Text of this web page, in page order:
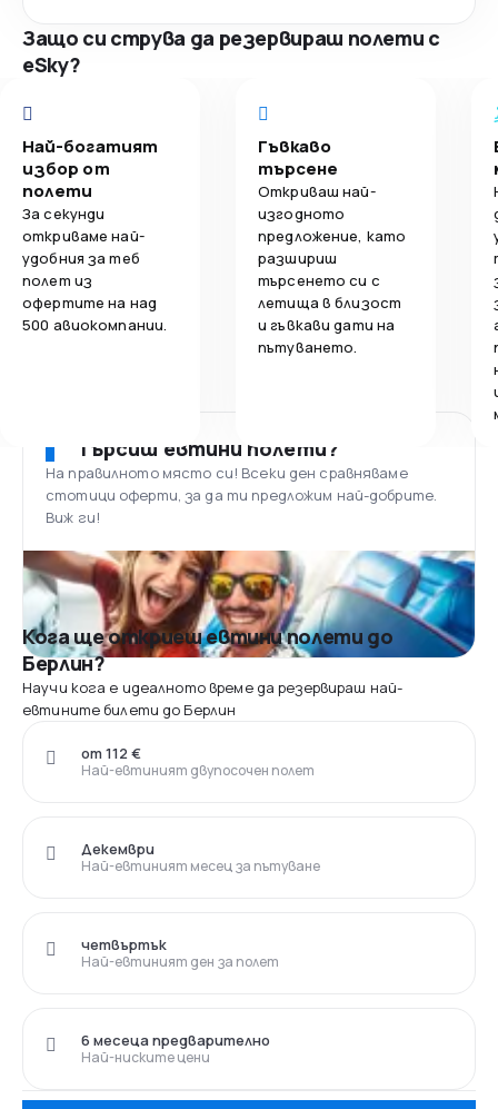
Защо си струва да резервираш полети с
eSky?
Най-богатият
избор от
полети
За секунди
откриваме най-
удобния за теб
полет из
офертите на над
500 авиокомпании.
Гъвкаво
търсене
Откриваш най-
изгодното
предложение, като
разшириш
търсенето си с
летища в близост
и гъвкави дати на
пътуването.
Търсиш евтини полети?
На правилното място си! Всеки ден сравняваме
стотици оферти, за да ти предложим най-добрите.
Виж ги!
Кога ще откриеш евтини полети до
Берлин?
Научи кога е идеалното време да резервираш най-
евтините билети до Берлин
Най-евтиният двупосочен полет
от 112 €
Най-евтиният месец за пътуване
Декември
Най-евтиният ден за полет
четвъртък
Най-ниските цени
6 месеца предварително